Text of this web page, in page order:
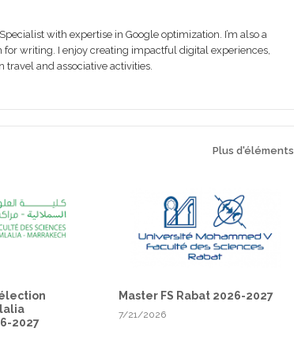
with expertise in Google optimization. I’m also a
writing. I enjoy creating impactful digital experiences,
and associative activities.
Plus d'éléments
2027
Master FS Rabat 2026-2027
7/21/2026